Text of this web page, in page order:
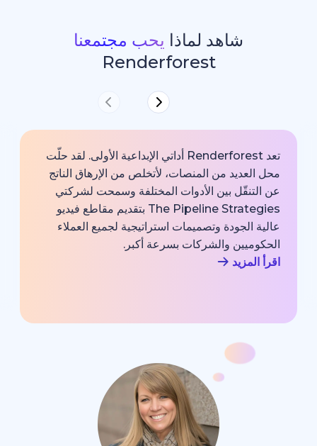
شاهد لماذايحب مجتمعنا
Renderforest
تعد Renderforest أداتي الإبداعية الأولى. لقد حلّت
من المنصات، لأتخلص من الإرهاق الناتج
بين الأدوات المختلفة وسمحت لشركتي
The Pipeline Strategies بتقديم مقاطع فيديو
وتصميمات استراتيجية لجميع العملاء
والشركات بسرعة أكبر.